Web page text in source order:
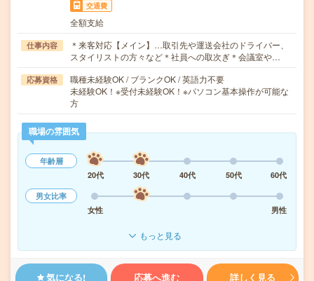
交通費
全額支給
仕事内容
＊来客対応【メイン】…取引先や運送会社のドライバー、
スタイリストの方々など＊社員への取次ぎ＊会議室や…
応募資格
職種未経験OK / ブランクOK / 英語力不要
未経験OK！※受付未経験OK！※パソコン基本操作が可能な
方
職場の雰囲気
年齢層
20代
30代 40代 50代
60代
男女比率
女性
男性
もっと見る
気になる! 応募へ進む 詳しく見る